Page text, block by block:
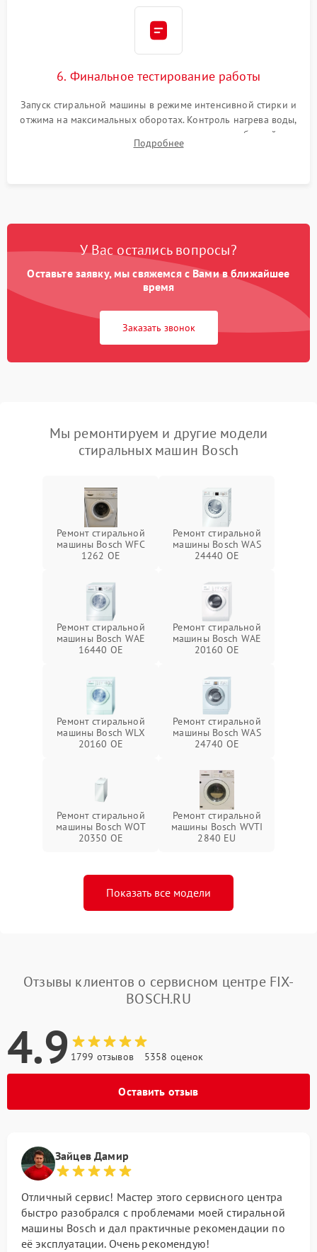
6. Финальное тестирование работы
Запуск стиральной машины в режиме интенсивной стирки и
отжима на максимальных оборотах. Контроль нагрева воды,
корректности слива, отсутствия излишних вибраций,
посторонних стуков и протечек под корпусом.
Подробнее
У Вас остались вопросы?
Оставьте заявку, мы свяжемся с Вами в ближайшее
время
Заказать звонок
Мы ремонтируем и другие модели
стиральных машин Bosch
Ремонт стиральной
машины Bosch WFC
1262 OE
Ремонт стиральной
машины Bosch WAS
24440 OE
Ремонт стиральной
машины Bosch WAE
16440 OE
Ремонт стиральной
машины Bosch WAE
20160 OE
Ремонт стиральной
машины Bosch WLX
20160 OE
Ремонт стиральной
машины Bosch WAS
24740 OE
Ремонт стиральной
машины Bosch WOT
20350 OE
Ремонт стиральной
машины Bosch WVTI
2840 EU
Показать все модели
Отзывы клиентов о сервисном центре FIX-
BOSCH.RU
4.9 1799 отзывов 5358 оценок
Оставить отзыв
Зайцев Дамир
Отличный сервис! Мастер этого сервисного центра
быстро разобрался с проблемами моей стиральной
машины Bosch и дал практичные рекомендации по
её эксплуатации. Очень рекомендую!